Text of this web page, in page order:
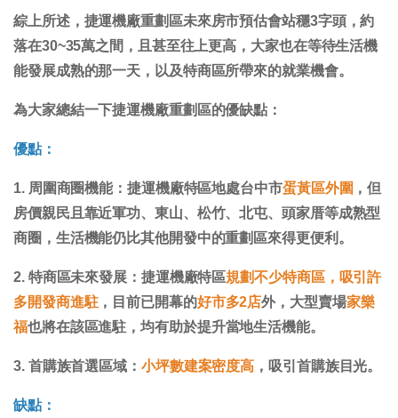
綜上所述，捷運機廠重劃區未來房市預估會站穩3字頭，約
落在30~35萬之間，且甚至往上更高，大家也在等待生活機
能發展成熟的那一天，以及特商區所帶來的就業機會。
為大家總結一下捷運機廠重劃區的優缺點：
優點：
1. 周圍商圈機能：捷運機廠特區地處台中市蛋黃區外圍 ，但
房價親民且靠近軍功、東山、松竹、北屯、頭家厝等成熟型
商圈，生活機能仍比其他開發中的重劃區來得更便利。
2. 特商區未來發展：捷運機廠特區規劃不少特商區，吸引許
多開發商進駐，目前已開幕的好市多2店外，大型賣場家樂
福也將在該區進駐，均有助於提升當地生活機能。
3. 首購族首選區域： 小坪數建案密度高 ，吸引首購族目光。
缺點：